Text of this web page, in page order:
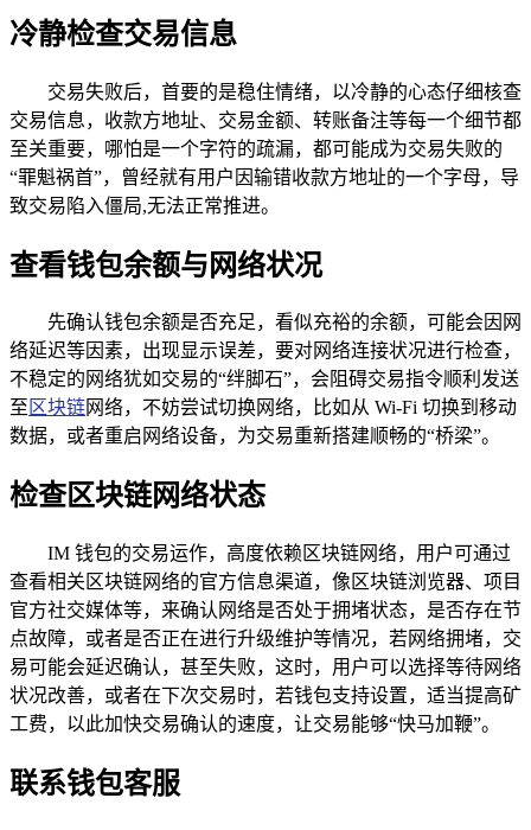
冷静检查交易信息
交易失败后，首要的是稳住情绪，以冷静的心态仔细核查
交易信息，收款方地址、交易金额、转账备注等每一个细节都
至关重要，哪怕是一个字符的疏漏，都可能成为交易失败的
“罪魁祸首”，曾经就有用户因输错收款方地址的一个字母，导
致交易陷入僵局,无法正常推进。
查看钱包余额与网络状况
先确认钱包余额是否充足，看似充裕的余额，可能会因网
络延迟等因素，出现显示误差，要对网络连接状况进行检查，
不稳定的网络犹如交易的“绊脚石”，会阻碍交易指令顺利发送
至 区块链网络，不妨尝试切换网络，比如从 Wi-Fi 切换到移动
数据，或者重启网络设备，为交易重新搭建顺畅的“桥梁”。
检查区块链网络状态
IM 钱包的交易运作，高度依赖区块链网络，用户可通过
查看相关区块链网络的官方信息渠道，像区块链浏览器、项目
官方社交媒体等，来确认网络是否处于拥堵状态，是否存在节
点故障，或者是否正在进行升级维护等情况，若网络拥堵，交
易可能会延迟确认，甚至失败，这时，用户可以选择等待网络
状况改善，或者在下次交易时，若钱包支持设置，适当提高矿
工费，以此加快交易确认的速度，让交易能够“快马加鞭”。
联系钱包客服